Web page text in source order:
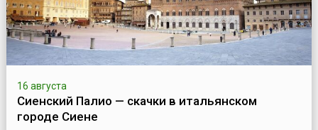
16 августа
Сиенский Палио — скачки в итальянском
городе Сиене